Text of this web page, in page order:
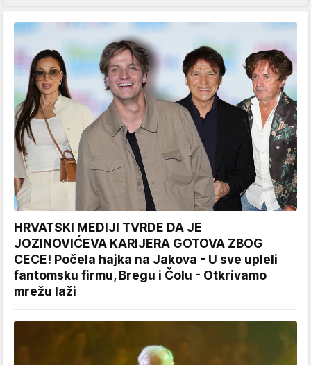
HRVATSKI MEDIJI TVRDE DA JE
JOZINOVIĆEVA KARIJERA GOTOVA ZBOG
CECE! Počela hajka na Jakova - U sve upleli
fantomsku firmu, Bregu i Čolu - Otkrivamo
mrežu laži